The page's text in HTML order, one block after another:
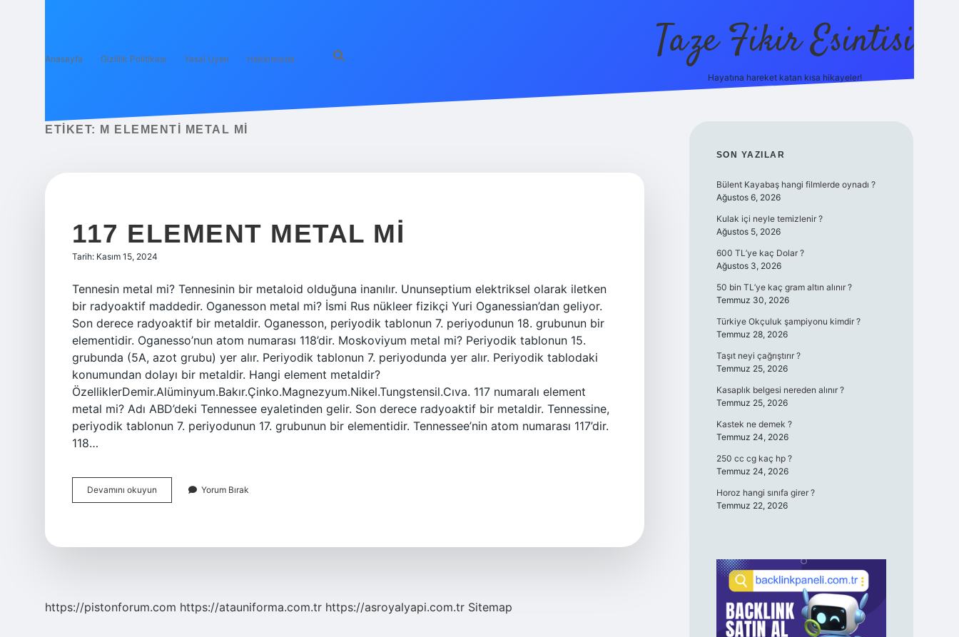
Anasayfa Gizlilik Politikası Yasal Uyarı Hakkımızda Taze Fikir Esintisi
Hayatına hareket katan kısa hikayeler!
ETIKET: M ELEMENTI METAL MI
117 ELEMENT METAL MI
Tarih: Kasım 15, 2024
Tennesin metal mi? Tennesinin bir metaloid olduğuna inanılır. Ununseptium elektriksel olarak iletken
bir radyoaktif maddedir. Oganesson metal mi? İsmi Rus nükleer fizikçi Yuri Oganessian’dan geliyor.
Son derece radyoaktif bir metaldir. Oganesson, periyodik tablonun 7. periyodunun 18. grubunun bir
elementidir. Oganesso’nun atom numarası 118’dir. Moskoviyum metal mi? Periyodik tablonun 15.
grubunda (5A, azot grubu) yer alır. Periyodik tablonun 7. periyodunda yer alır. Periyodik tablodaki
konumundan dolayı bir metaldir. Hangi element metaldir?
ÖzelliklerDemir.Alüminyum.Bakır.Çinko.Magnezyum.Nikel.Tungstensil.Cıva. 117 numaralı element
metal mi? Adı ABD’deki Tennessee eyaletinden gelir. Son derece radyoaktif bir metaldir. Tennessine,
periyodik tablonun 7. periyodunun 17. grubunun bir elementidir. Tennessee’nin atom numarası 117’dir.
118…
Devamını okuyun
Element
Yorum Bırak
https://pistonforum.com https://atauniforma.com.tr https://asroyalyapi.com.tr Sitemap
SIDEBAR
SON YAZILAR
Bülent Kayabaş hangi filmlerde oynadı ?
Ağustos 6, 2026
Kulak içi neyle temizlenir ?
Ağustos 5, 2026
600 TL’ye kaç Dolar ?
Ağustos 3, 2026
50 bin TL’ye kaç gram altın alınır ?
Temmuz 30, 2026
Türkiye Okçuluk şampiyonu kimdir ?
Temmuz 28, 2026
Taşıt neyi çağrıştırır ?
Temmuz 25, 2026
Kasaplık belgesi nereden alınır ?
Temmuz 25, 2026
Kastek ne demek ?
Temmuz 24, 2026
250 cc cg kaç hp ?
Temmuz 24, 2026
Horoz hangi sınıfa girer ?
Temmuz 22, 2026